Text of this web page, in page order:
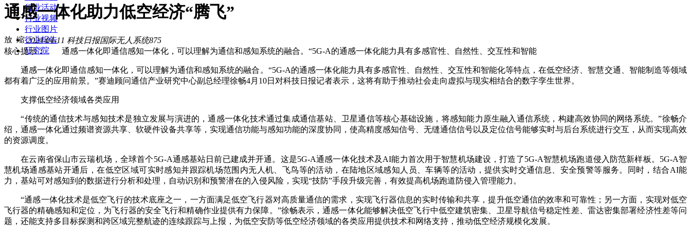
行业活动
行业视频
行业图片
行业报告
研究院
通感一体化助力低空经济“腾飞”
2024-04-11 科技日报国际无人系统875
核心提示： 通感一体化即通信感知一体化，可以理解为通信和感知系统的融合。“5G-A的通感一体化能力具有多感官性、自然性、交互性和智能
通感一体化即通信感知一体化，可以理解为通信和感知系统的融合。“5G-A的通感一体化能力具有多感官性、自然性、交互性和智能化等特点，在低空经济、智慧交通、智能制造等领域
都有着广泛的应用前景。”赛迪顾问通信产业研究中心副总经理徐畅4月10日对科技日报记者表示，这将有助于推动社会走向虚拟与现实相结合的数字孪生世界。
支撑低空经济领域各类应用
“传统的通信技术与感知技术是独立发展与演进的，通感一体化技术通过集成通信基站、卫星通信等核心基础设施，将感知能力原生融入通信系统，构建高效协同的网络系统。”徐畅介
绍，通感一体化通过频谱资源共享、软硬件设备共享等，实现通信功能与感知功能的深度协同，使高精度感知信号、无缝通信信号以及定位信号能够实时与后台系统进行交互，从而实现高效
的资源调度。
在云南省保山市云瑞机场，全球首个5G-A通感基站日前已建成并开通。这是5G-A通感一体化技术及AI能力首次用于智慧机场建设，打造了5G-A智慧机场跑道侵入防范新样板。5G-A智
慧机场通感基站开通后，在低空区域可实时感知并跟踪机场范围内无人机、飞鸟等的活动，在陆地区域感知人员、车辆等的活动，提供实时交通信息、安全预警等服务。同时，结合AI能
力，基站可对感知到的数据进行分析和处理，自动识别和预警潜在的入侵风险，实现“技防”手段升级完善，有效提高机场跑道防侵入管理能力。
“通感一体化技术是低空飞行的技术底座之一，一方面满足低空飞行器对高质量通信的需求，实现飞行器信息的实时传输和共享，提升低空通信的效率和可靠性；另一方面，实现对低空
飞行器的精确感知和定位，为飞行器的安全飞行和精确作业提供有力保障。”徐畅表示，通感一体化能够解决低空飞行中低空建筑密集、卫星导航信号稳定性差、雷达密集部署经济性差等问
题，还能支持多目标探测和跨区域完整航迹的连续跟踪与上报，为低空安防等低空经济领域的各类应用提供技术和网络支持，推动低空经济规模化发展。